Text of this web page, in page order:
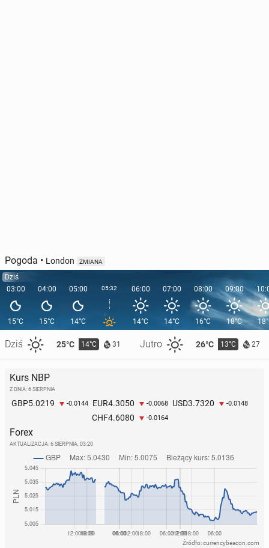
Pogoda • London ZMIANA
Dziś
03:00
15°C
Dziś 25°C 14°C 31 Jutro 26°C 13°C 27
04:00
15°C
05:00
14°C
05:32 06:00
14°C
07:00
14°C
08:00
16°C
09:00
18°C
Kurs NBP
Z DNIA: 6 SIERPNIA
GBP5.0219 -0.0144 EUR4.3050 -0.0068 USD3.7320 -0.0148
CHF4.6080 -0.0164
Forex
AKTUALIZACJA: 6 SIERPNIA, 03:20
Źródło: currencybeacon.com